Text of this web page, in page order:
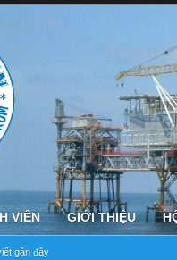
gần đây
VIÊN GIỚI THIỆU